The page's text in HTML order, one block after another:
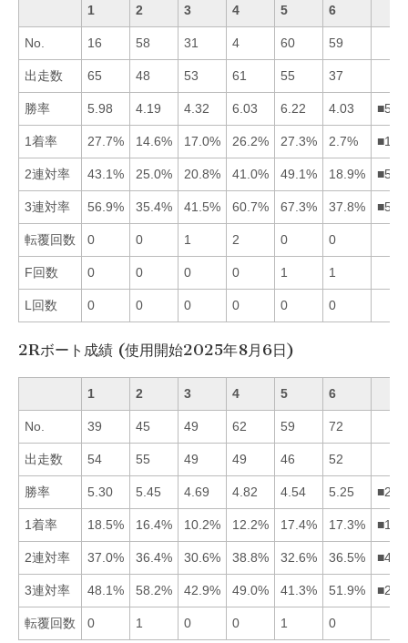
1 2 3 4 5 6
No. 16 58 31 4 60 59
出走数 65 48 53 61 55 37
勝率 5.98 4.19 4.32 6.03 6.22 4.03
1着率 27.7% 14.6% 17.0% 26.2% 27.3% 2.7%
2連対率 43.1% 25.0% 20.8% 41.0% 49.1% 18.9%
3連対率 56.9% 35.4% 41.5% 60.7% 67.3% 37.8%
転覆回数 0 0 1 2 0 0
F回数 0 0 0 0 1 1
L回数 0 0 0 0 0 0
2Rボート成績 (使用開始2025年8月6日)
1 2 3 4 5 6
No. 39 45 49 62 59 72
出走数 54 55 49 49 46 52
勝率 5.30 5.45 4.69 4.82 4.54 5.25
1着率 18.5% 16.4% 10.2% 12.2% 17.4% 17.3%
2連対率 37.0% 36.4% 30.6% 38.8% 32.6% 36.5%
3連対率 48.1% 58.2% 42.9% 49.0% 41.3% 51.9%
転覆回数 0 1 0 0 1 0